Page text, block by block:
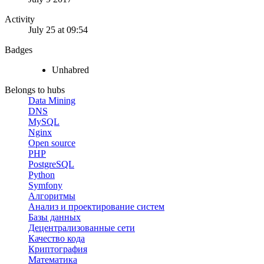
Activity
July 25 at 09:54
Badges
Unhabred
Belongs to hubs
Data Mining
DNS
MySQL
Nginx
Open source
PHP
PostgreSQL
Python
Symfony
Алгоритмы
Анализ и проектирование систем
Базы данных
Децентрализованные сети
Качество кода
Криптография
Математика